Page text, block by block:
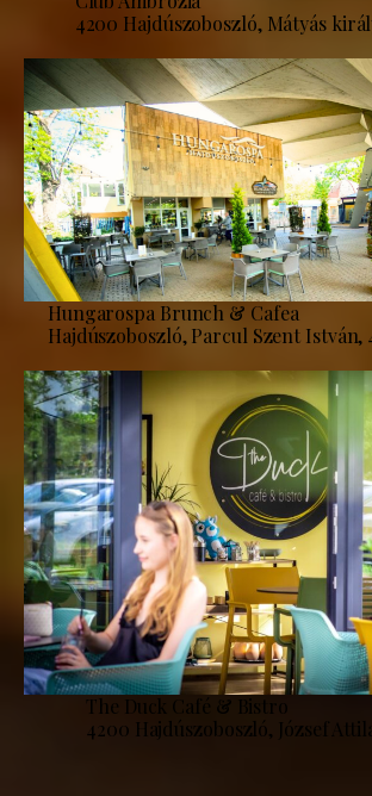
4200 Hajdúszoboszló, Mátyás
Hungarospa Brunch & Cafea
Hajdúszoboszló, Parcul Szent István,
The Duck Café & Bistro
4200 Hajdúszoboszló, József